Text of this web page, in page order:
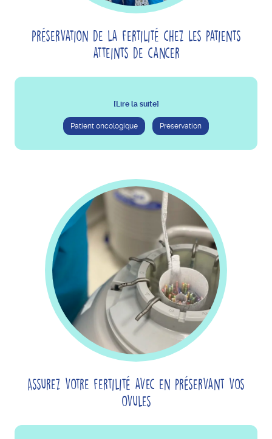
Préservation de la fertilité chez les patients
atteints de cancer
[Lire la suite]
Patient oncologique Preservation
Assurez votre fertilité avec en préservant vos
ovules